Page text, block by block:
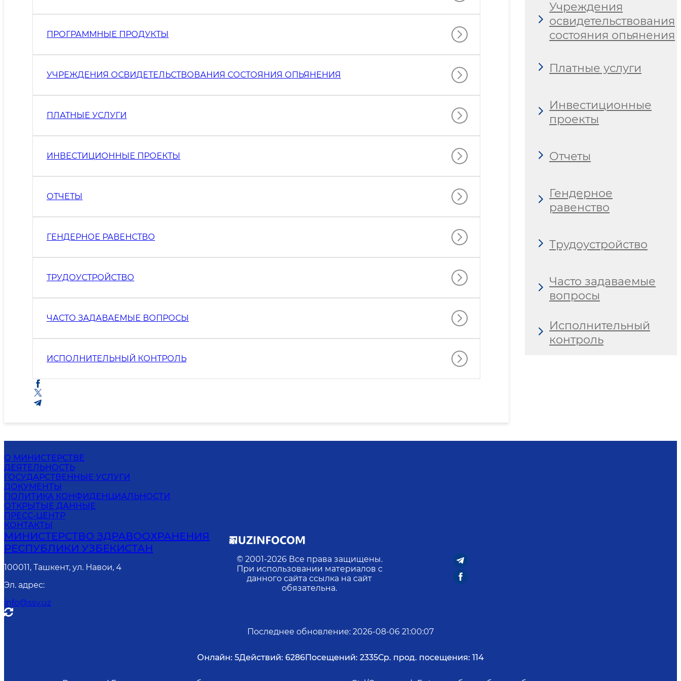
ПРОГРАММНЫЕ ПРОДУКТЫ
УЧРЕЖДЕНИЯ ОСВИДЕТЕЛЬСТВОВАНИЯ СОСТОЯНИЯ ОПЬЯНЕНИЯ
ПЛАТНЫЕ УСЛУГИ
ИНВЕСТИЦИОННЫЕ ПРОЕКТЫ
ОТЧЕТЫ
ГЕНДЕРНОЕ РАВЕНСТВО
ТРУДОУСТРОЙСТВО
ЧАСТО ЗАДАВАЕМЫЕ ВОПРОСЫ
ИСПОЛНИТЕЛЬНЫЙ КОНТРОЛЬ
Учреждения
освидетельствования
состояния опьянения
Платные услуги
Инвестиционные
проекты
Отчеты
Гендерное
равенство
Трудоустройство
Часто задаваемые
вопросы
Исполнительный
контроль
О МИНИСТЕРСТВЕ
ДЕЯТЕЛЬНОСТЬ
ГОСУДАРСТВЕННЫЕ УСЛУГИ
ДОКУМЕНТЫ
ПОЛИТИКА КОНФИДЕНЦИАЛЬНОСТИ
ОТКРЫТЫЕ ДАННЫЕ
ПРЕСС-ЦЕНТР
КОНТАКТЫ
МИНИСТЕРСТВО ЗДРАВООХРАНЕНИЯ
РЕСПУБЛИКИ УЗБЕКИСТАН
100011, Ташкент, ул. Навои, 4
Эл. адрес:
info@ssv.uz
© 2001-2026 Все права защищены.
При использовании материалов с
данного сайта ссылка на сайт
обязательна.
Последнее обновление: 2026-08-06 21:00:07
Онлайн: 5Действий: 6286Посещений: 2335Ср. прод. посещения: 114